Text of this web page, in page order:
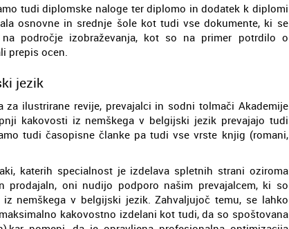
tudi diplomske naloge ter diplomo in dodatek k diplomi
osnovne in srednje šole kot tudi vse dokumente, ki se
področje izobraževanja, kot so na primer potrdilo o
prepis ocen.
jezik
ilustrirane revije, prevajalci in sodni tolmači Akademije
kakovosti iz nemškega v belgijski jezik prevajajo tudi
tudi časopisne članke pa tudi vse vrste knjig (romani,
katerih specialnost je izdelava spletnih strani oziroma
prodajaln, oni nudijo podporo našim prevajalcem, ki so
nemškega v belgijski jezik. Zahvaljujoč temu, se lahko
kakovostno izdelani kot tudi, da so spoštovana